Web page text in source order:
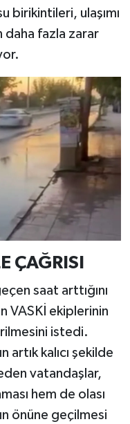
birikintileri, ulaşımı
daha fazla zarar
ÇAĞRISI
saat arttığını
VASKİ ekiplerinin
istedi.
artık kalıcı şekilde
vatandaşlar,
hem de olası
önüne geçilmesi